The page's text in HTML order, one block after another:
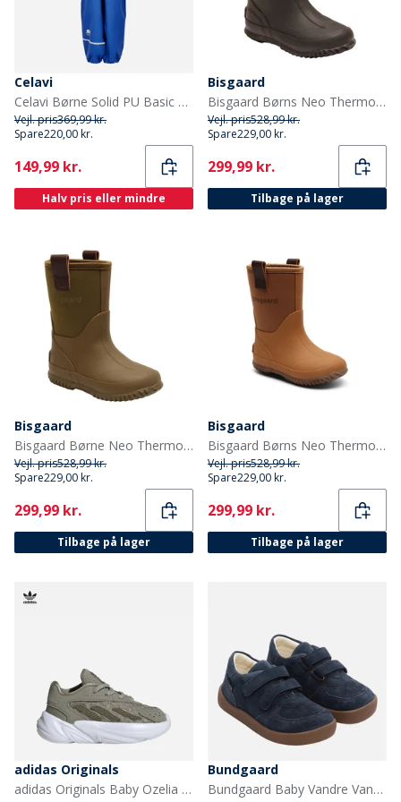
Celavi
Celavi Børne Solid PU Basic Regntøj Sæt Havblå Oceanblue
Vejl. pris369,99 kr.
Spare220,00 kr.
Current
149,99 kr.
Halv pris eller mindre
Bisgaard
Bisgaard Børns Neo Thermo Gummistøvler Sort
Vejl. pris528,99 kr.
Spare229,00 kr.
Current
299,99 kr.
Tilbage på lager
Bisgaard
Bisgaard Børne Neo Thermo Gummistøvler Grøn
Vejl. pris528,99 kr.
Spare229,00 kr.
Current
299,99 kr.
Tilbage på lager
Bisgaard
Bisgaard Børns Neo Thermo Gummistøvler Kamel
Vejl. pris528,99 kr.
Spare229,00 kr.
Current
299,99 kr.
Tilbage på lager
adidas Originals
adidas Originals Baby Ozelia Elastisk Snørebånd Træningssko Silver Pebble/Focus Olive/Cloud White
Bundgaard
Bundgaard Baby Vandre Vandtætte Sko Navy